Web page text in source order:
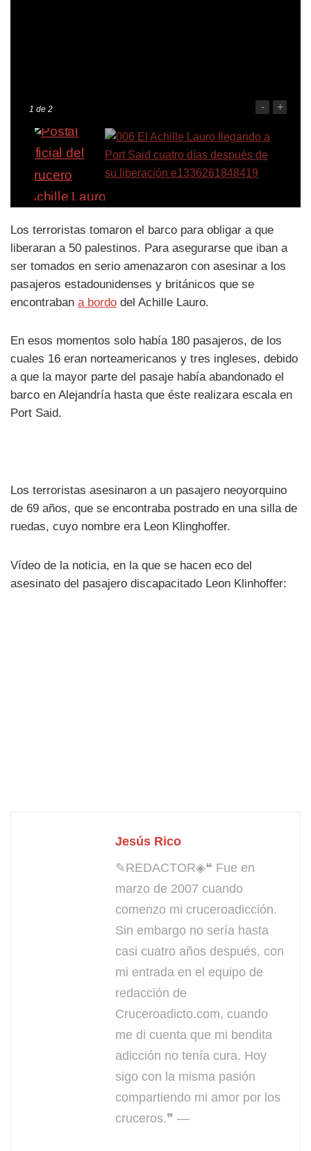
1 de 2 - +
Los terroristas tomaron el barco para obligar a que
liberaran a 50 palestinos. Para asegurarse que iban a
ser tomados en serio amenazaron con asesinar a los
pasajeros estadounidenses y británicos que se
encontraban a bordo del Achille Lauro.
En esos momentos solo había 180 pasajeros, de los
cuales 16 eran norteamericanos y tres ingleses, debido
a que la mayor parte del pasaje había abandonado el
barco en Alejandría hasta que éste realizara escala en
Port Said.
Los terroristas asesinaron a un pasajero neoyorquino
de 69 años, que se encontraba postrado en una silla de
ruedas, cuyo nombre era Leon Klinghoffer.
Vídeo de la noticia, en la que se hacen eco del
asesinato del pasajero discapacitado Leon Klinhoffer:
Jesús Rico
✎REDACTOR◈❝ Fue en
marzo de 2007 cuando
comenzo mi cruceroadicción.
Sin embargo no sería hasta
casi cuatro años después, con
mi entrada en el equipo de
redacción de
Cruceroadicto.com, cuando
me di cuenta que mi bendita
adicción no tenía cura. Hoy
sigo con la misma pasión
compartiendo mi amor por los
cruceros.❞ —